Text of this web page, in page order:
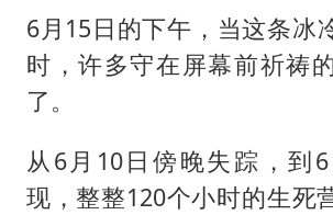
6月15日的下午，当这条冰
时，许多守在屏幕前祈祷
了。
从6月10日傍晚失踪，到
现，整整120个小时的生死